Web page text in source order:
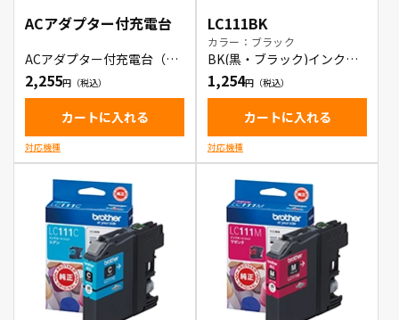
ACアダプター付充電台
ACアダプター付充電台（黒
色モデル）
2,255
カートに入れる
対応機種
LC111BK
カラー：ブラック
BK(黒・ブラック)インクカ
ートリッジ
1,254
カートに入れる
対応機種